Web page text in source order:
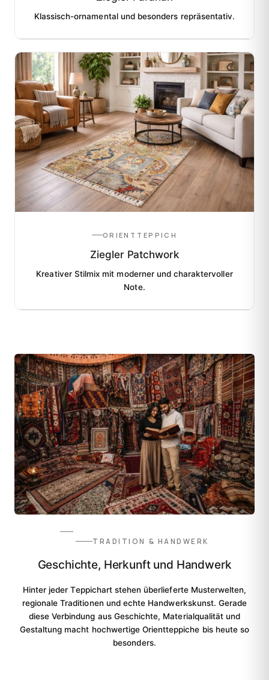
Klassisch-ornamental und besonders repräsentativ.
ORIENTTEPPICH
Ziegler Patchwork
Kreativer Stilmix mit moderner und charaktervoller
Note.
TRADITION & HANDWERK
Geschichte, Herkunft und Handwerk
Hinter jeder Teppichart stehen überlieferte Musterwelten,
regionale Traditionen und echte Handwerkskunst. Gerade
diese Verbindung aus Geschichte, Materialqualität und
Gestaltung macht hochwertige Orientteppiche bis heute so
besonders.